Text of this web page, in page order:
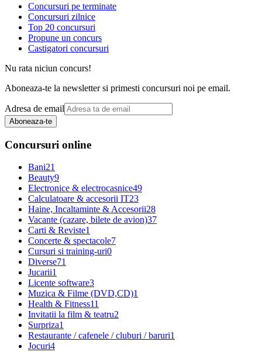
Concursuri pe terminate
Concursuri zilnice
Top 20 concursuri
Propune un concurs
Castigatori concursuri
Nu rata niciun concurs!
Aboneaza-te la newsletter si primesti concursuri noi pe email.
Adresa de email
Aboneaza-te
Concursuri online
Bani21
Beauty9
Electronice & electrocasnice49
Calculatoare & accesorii IT23
Haine, Incaltaminte & Accesorii28
Vacante (cazare, bilete de avion)37
Carti & Reviste1
Concerte & spectacole7
Cursuri si training-uri0
Diverse71
Jucarii1
Licente software3
Muzica & Filme (DVD,CD)1
Health & Fitness11
Invitatii la film & teatru2
Surpriza1
Restaurante / cafenele / cluburi / baruri1
Jocuri4